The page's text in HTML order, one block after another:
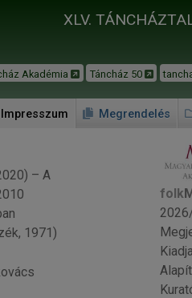
XLV.
Akadémia Táncház 50
Impresszum Megrendelés
– A
1971)
folk